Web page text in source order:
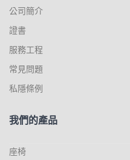
公司簡介
證書
服務工程
常見問題
私隱條例
我們的產品
座椅